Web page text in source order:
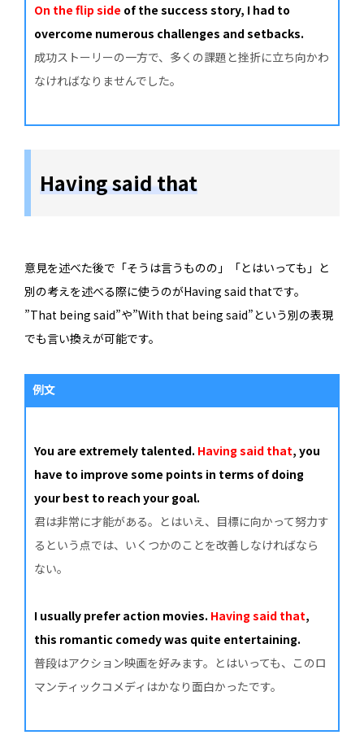
On the flip side of the success story, I had to
overcome numerous challenges and setbacks.
成功ストーリーの一方で、多くの課題と挫折に立ち向かわ
なければなりませんでした。
Having said that
意見を述べた後で「そうは言うものの」「とはいっても」と
別の考えを述べる際に使うのがHaving said thatです。
”That being said”や”With that being said”という別の表現
でも言い換えが可能です。
例文
You are extremely talented. Having said that, you
have to improve some points in terms of doing
your best to reach your goal.
君は非常に才能がある。とはいえ、目標に向かって努力す
るという点では、いくつかのことを改善しなければなら
ない。
I usually prefer action movies. Having said that,
this romantic comedy was quite entertaining.
普段はアクション映画を好みます。とはいっても、このロ
マンティックコメディはかなり面白かったです。